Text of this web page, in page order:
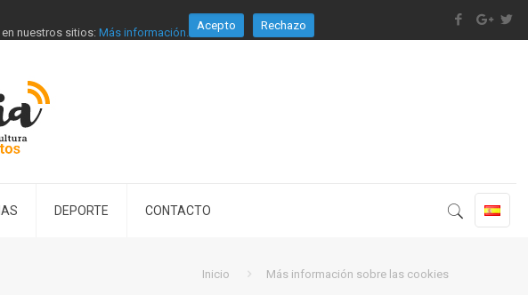
DEPORTE CONTACTO
Inicio Más información sobre las cookies
nuestros sitios: Más información. Acepto Rechazo